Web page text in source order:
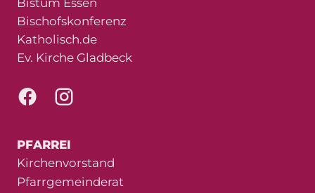
Bischofskonferenz
Katholisch.de
Ev. Kirche Gladbeck
PFARREI
Kirchenvorstand
Pfarrgemeinderat